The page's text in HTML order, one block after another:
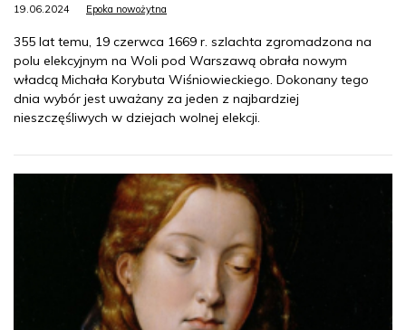
19.06.2024 Epoka nowożytna
355 lat temu, 19 czerwca 1669 r. szlachta zgromadzona na
polu elekcyjnym na Woli pod Warszawą obrała nowym
władcą Michała Korybuta Wiśniowieckiego. Dokonany tego
dnia wybór jest uważany za jeden z najbardziej
nieszczęśliwych w dziejach wolnej elekcji.